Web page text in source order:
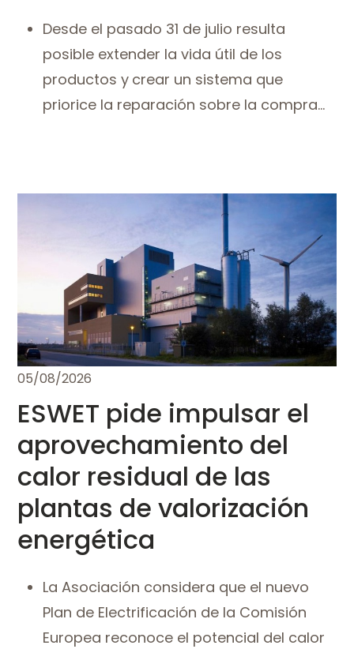
Desde el pasado 31 de julio resulta
posible extender la vida útil de los
productos y crear un sistema que
priorice la reparación sobre la compra...
05/08/2026
ESWET pide impulsar el
aprovechamiento del
calor residual de las
plantas de valorización
energética
La Asociación considera que el nuevo
Plan de Electrificación de la Comisión
Europea reconoce el potencial del calor